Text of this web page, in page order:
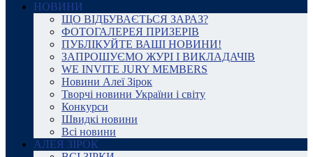
НОВИНИ
ЩО ВІДБУВАЄТЬСЯ ЗАРАЗ?
ФОТОГАЛЕРЕЯ ПРИЗЕРІВ
ПУБЛІКУЙТЕ ВАШІ НОВИНИ!
ЗАПРОШУЄМО ЖУРІ І ВИКЛАДАЧІВ
WE INVITE JURY MEMBERS
Новини Алеї Зірок
Творчі новини України і світу
Конкурси
Швидкі новини
Всі новини
АЛЕЯ ЗІРОК